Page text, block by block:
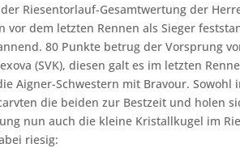
Riesentorlauf-Gesamtwertung der
vor dem letzten Rennen als Sieger
80 Punkte betrug der Vorsprung
(SVK), diesen galt es im letzten
Aigner-Schwestern mit Bravour. Sowohl
die beiden zur Bestzeit und holen
nun auch die kleine Kristallkugel im
riesig: